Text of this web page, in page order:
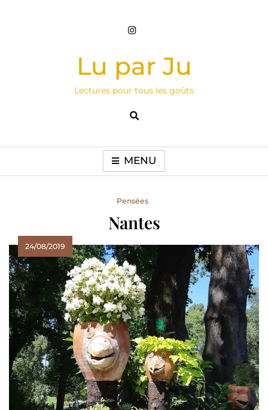
Lu par Ju
Lectures pour tous les goûts
MENU
Pensées
Nantes
24/08/2019